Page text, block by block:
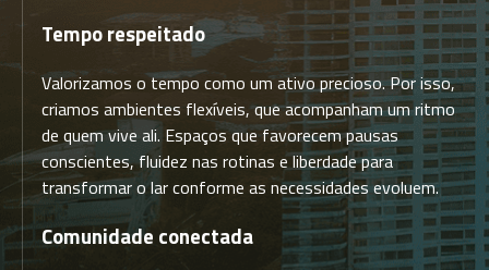
Tempo respeitado
Valorizamos o tempo como um ativo precioso. Por isso,
criamos ambientes flexíveis, que acompanham um ritmo
de quem vive ali. Espaços que favorecem pausas
conscientes, fluidez nas rotinas e liberdade para
transformar o lar conforme as necessidades evoluem.
Comunidade conectada